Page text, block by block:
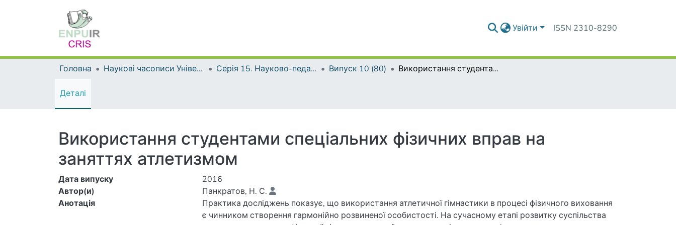
Увійти ISSN 2310-8290
Головна Наукові часописи Університету Серія 15. Науково-педагогічні проблеми фізичної культури (фізична культура і спорт) Випуск 10 (80) Використання студентами спеціальних фізичних вправ на заняттях атлетизмом
Деталі
Використання студентами спеціальних фізичних вправ на
заняттях атлетизмом
Дата випуску
2016
Автор(и)
Панкратов, Н. С.
Анотація
Практика досліджень показує, що використання атлетичної гімнастики в процесі фізичного виховання
є чинником створення гармонійно розвиненої особистості. На сучасному етапі розвитку суспільства